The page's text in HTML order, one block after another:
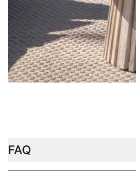
FAQ